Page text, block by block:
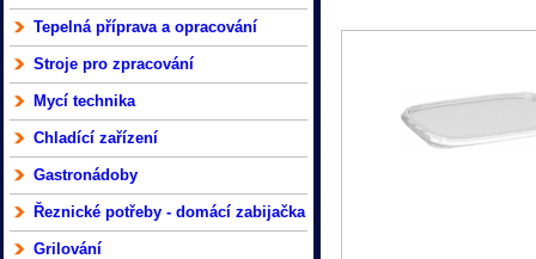
Tepelná příprava a opracování
Stroje pro zpracování
Mycí technika
Chladící zařízení
Gastronádoby
Řeznické potřeby - domácí zabijačka
Grilování